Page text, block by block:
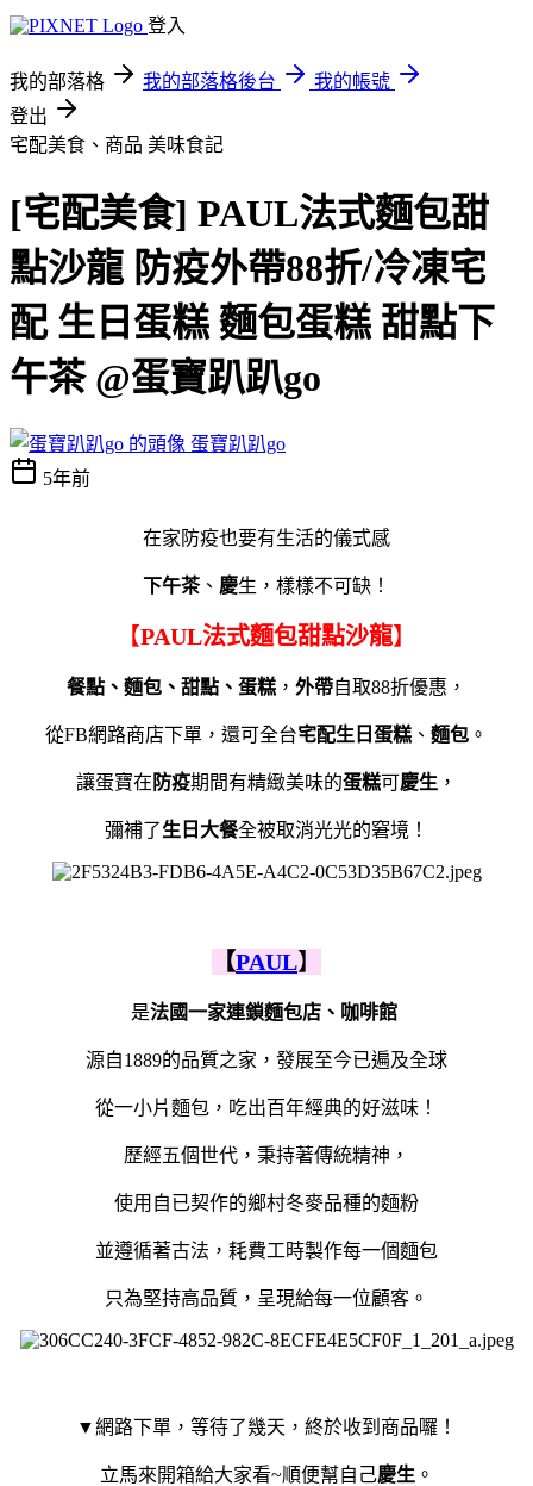
登入
我的部落格 我的部落格後台
我的帳號
登出
宅配美食、商品 美味食記
[宅配美食] PAUL法式麵包甜
點沙龍 防疫外帶88折/冷凍宅
配 生日蛋糕 麵包蛋糕 甜點下
午茶 @蛋寶趴趴go
蛋寶趴趴go
5年前
在家防疫也要有生活的儀式感
下午茶、 慶生，樣樣不可缺！
【PAUL法式麵包甜點沙龍】
餐點、麵包、甜點、蛋糕 ， 外帶自取88折優惠，
從FB網路商店下單，還可全台宅配生日蛋糕 、 麵包 。
讓蛋寶在 防疫期間有精緻美味的蛋糕可慶生 ，
彌補了生日大餐全被取消光光的窘境！
【PAUL】
是法國一家連鎖麵包店、咖啡館
源自1889的品質之家，發展至今已遍及全球
從一小片麵包，吃出百年經典的好滋味！
歷經五個世代，秉持著傳統精神，
使用自已契作的鄉村冬麥品種的麵粉
並遵循著古法，耗費工時製作每一個麵包
只為堅持高品質，呈現給每一位顧客。
▼網路下單，等待了幾天，終於收到商品囉！
立馬來開箱給大家看~順便幫自己慶生 。